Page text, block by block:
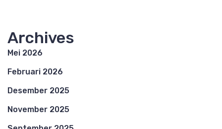
Archives
Mei 2026
Februari 2026
Desember 2025
November 2025